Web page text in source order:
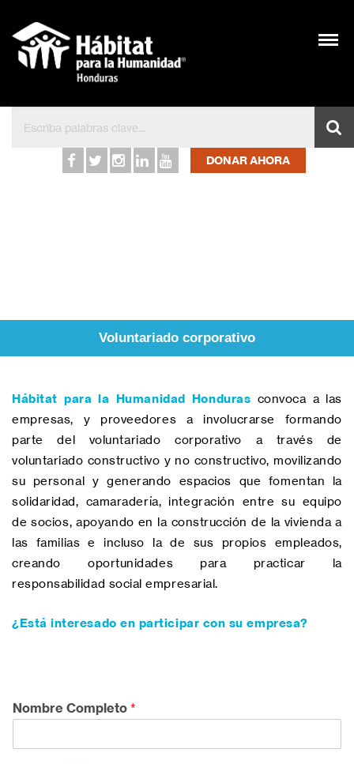
Inicio – Hábitat para la
DONAR AHORA
Voluntariado corporativo
Hábitat para la Humanidad Honduras convoca a las
empresas, y proveedores a involucrarse formando
parte del voluntariado corporativo a través de
voluntariado constructivo y no constructivo, movilizando
su personal y generando espacios que fomentan la
solidaridad, camaradería, integración entre su equipo
de socios, apoyando en la construcción de la vivienda a
las familias e incluso la de sus propios empleados,
creando oportunidades para practicar la
responsabilidad social empresarial.
¿Está interesado en participar con su empresa?
Nombre Completo *